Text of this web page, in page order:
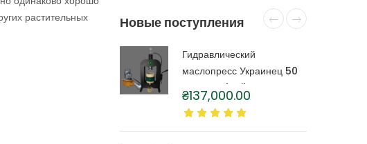
растительных
Новые поступления
Гидравлический
маслопресс Украинец 50
тонн CraftOil с
капролоновой бочкой 6
литров
₴137,000.00